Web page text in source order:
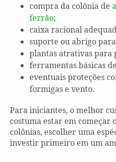
compra da colônia de
ferrão;
caixa racional
suporte ou abrigo
plantas atrativas para
ferramentas básicas
eventuais proteções
formigas e vento.
Para iniciantes, o melhor
costuma estar em começar
colônias, escolher uma
investir primeiro em um